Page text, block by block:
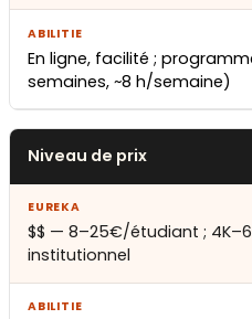
En ligne, facilité ;
semaines, ~8 h/semaine)
Niveau de prix
$$ — 8–25€/étudiant ;
institutionnel